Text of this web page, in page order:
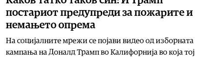
постариот предупреди за пожарите и
немањето опрема
На социјалните мрежи се појави видео од изборната
кампања на Доналд Трамп во Калифорнија во која тој